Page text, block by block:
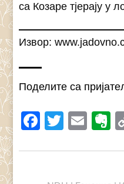
са Козаре тјерају у
Извор:
Поделите са
Facebook
Twitter